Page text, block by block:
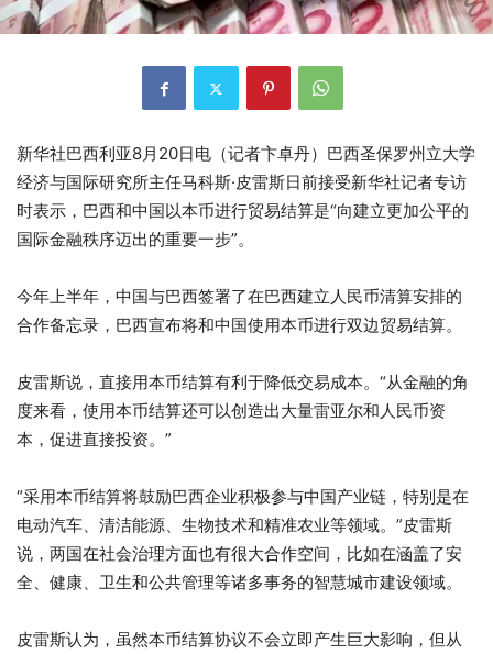
新华社巴西利亚8月20日电（记者卞卓丹）巴西圣保罗州立大学
经济与国际研究所主任马科斯·皮雷斯日前接受新华社记者专访
时表示，巴西和中国以本币进行贸易结算是“向建立更加公平的
国际金融秩序迈出的重要一步”。
今年上半年，中国与巴西签署了在巴西建立人民币清算安排的
合作备忘录，巴西宣布将和中国使用本币进行双边贸易结算。
皮雷斯说，直接用本币结算有利于降低交易成本。“从金融的角
度来看，使用本币结算还可以创造出大量雷亚尔和人民币资
本，促进直接投资。”
“采用本币结算将鼓励巴西企业积极参与中国产业链，特别是在
电动汽车、清洁能源、生物技术和精准农业等领域。”皮雷斯
说，两国在社会治理方面也有很大合作空间，比如在涵盖了安
全、健康、卫生和公共管理等诸多事务的智慧城市建设领域。
皮雷斯认为，虽然本币结算协议不会立即产生巨大影响，但从